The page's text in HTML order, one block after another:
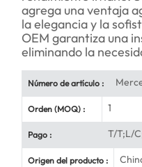
agrega una ventaja
la elegancia y la
OEM garantiza una
eliminando la
Número de artículo :
Orden (MOQ) : 1
Pago : T/T;L/
Origen del producto :